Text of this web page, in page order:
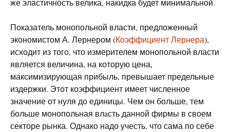
же эластичность велика, накидка будет минимальной.
Показатель монопольной власти, предложенный
экономистом А. Лернером (Коэффициент Лернера),
исходит из того, что измерителем монопольной власти
является величина, на которую цена,
максимизирующая прибыль, превышает предельные
издержки. Этот коэффициент имеет численное
значение от нуля до единицы. Чем он больше, тем
больше монопольная влaсть данной фирмы в своем
секторе рынка. Однако надо учесть, что сама по себе